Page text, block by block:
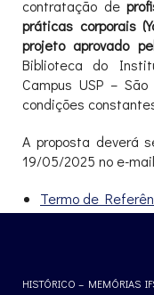
contratação de
práticas corporais
projeto aprovado
Biblioteca do
Campus USP –
condições
A proposta deverá
19/05/2025 no e-
Termo de
HISTÓRICO – MEMÓRIAS